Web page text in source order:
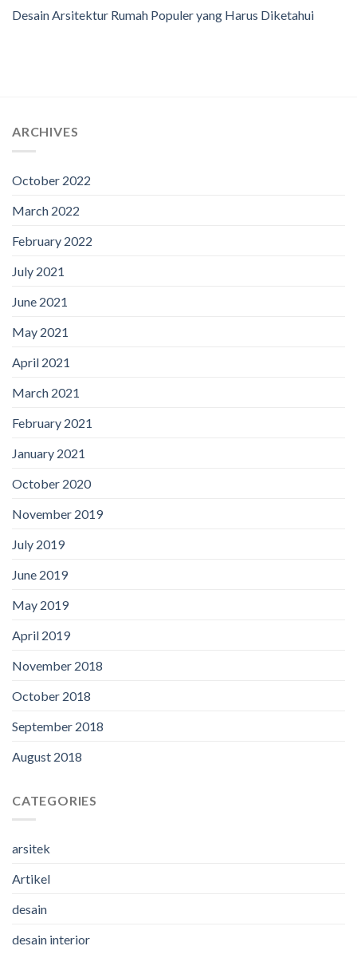
Desain Arsitektur Rumah Populer yang Harus Diketahui
ARCHIVES
October 2022
March 2022
February 2022
July 2021
June 2021
May 2021
April 2021
March 2021
February 2021
January 2021
October 2020
November 2019
July 2019
June 2019
May 2019
April 2019
November 2018
October 2018
September 2018
August 2018
CATEGORIES
arsitek
Artikel
desain
desain interior